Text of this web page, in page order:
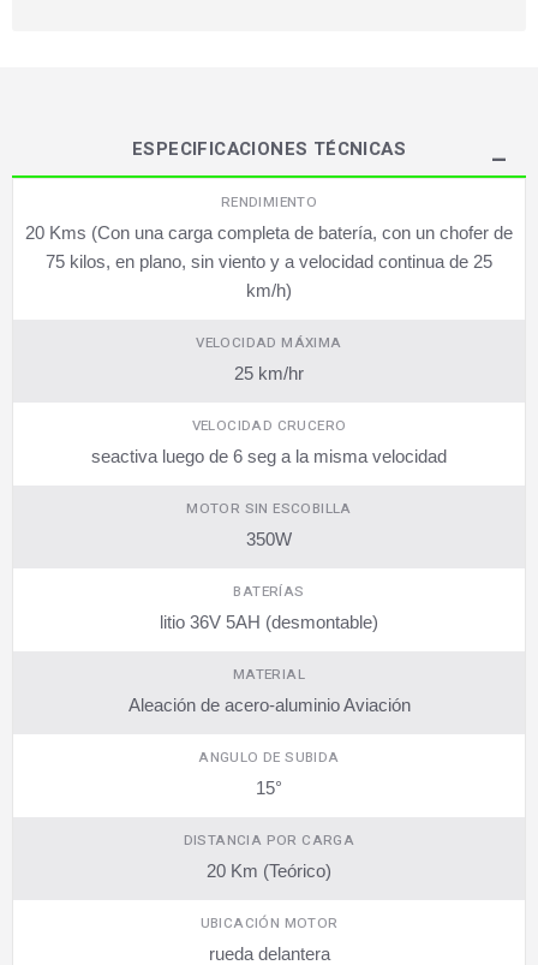
ESPECIFICACIONES TÉCNICAS
RENDIMIENTO
20 Kms (Con una carga completa de batería, con un chofer de
75 kilos, en plano, sin viento y a velocidad continua de 25
km/h)
VELOCIDAD MÁXIMA
25 km/hr
VELOCIDAD CRUCERO
seactiva luego de 6 seg a la misma velocidad
MOTOR SIN ESCOBILLA
350W
BATERÍAS
litio 36V 5AH (desmontable)
MATERIAL
Aleación de acero-aluminio Aviación
ANGULO DE SUBIDA
15°
DISTANCIA POR CARGA
20 Km (Teórico)
UBICACIÓN MOTOR
rueda delantera